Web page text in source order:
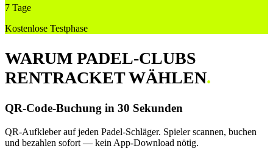
7 Tage
Kostenlose Testphase
WARUM PADEL-CLUBS
RENTRACKET WÄHLEN.
QR-Code-Buchung in 30 Sekunden
QR-Aufkleber auf jeden Padel-Schläger. Spieler scannen, buchen
und bezahlen sofort — kein App-Download nötig.